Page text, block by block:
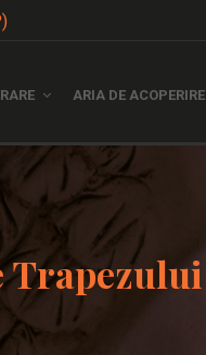
ARIA DE ACOPERIRE
Trapezului